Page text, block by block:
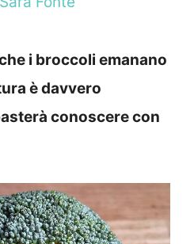
i broccoli emanano
è davvero
conoscere con